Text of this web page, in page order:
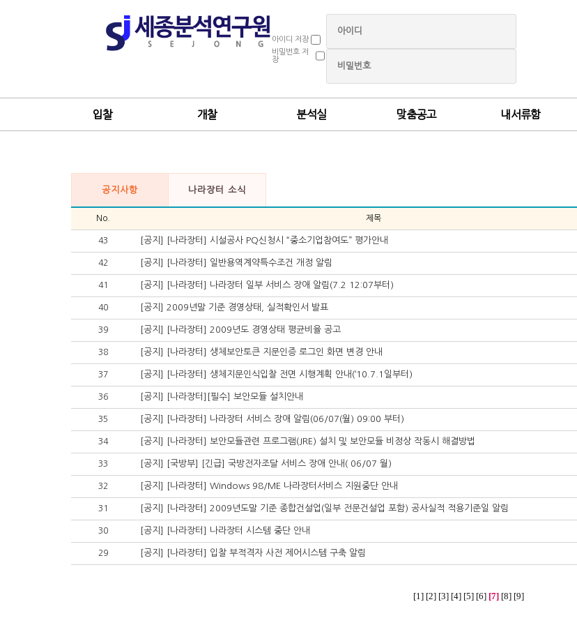
아이디 저장
비밀번호 저
장
입찰 개찰 분석실 맞춤공고 내서류함
공지사항 나라장터 소식
No. 제목
43 [공지] [나라장터] 시설공사 PQ신청시 “중소기업참여도” 평가안내
42 [공지] [나라장터] 일반용역계약특수조건 개정 알림
41 [공지] [나라장터] 나라장터 일부 서비스 장애 알림(7.2 12:07부터)
40 [공지] 2009년말 기준 경영상태, 실적확인서 발표
39 [공지] [나라장터] 2009년도 경영상태 평균비율 공고
38 [공지] [나라장터] 생체보안토큰 지문인증 로그인 화면 변경 안내
37 [공지] [나라장터] 생체지문인식입찰 전면 시행계획 안내(‘10.7.1일부터)
36 [공지] [나라장터][필수] 보안모듈 설치안내
35 [공지] [나라장터] 나라장터 서비스 장애 알림(06/07(월) 09:00 부터)
34 [공지] [나라장터] 보안모듈관련 프로그램(JRE) 설치 및 보안모듈 비정상 작동시 해결방법
33 [공지] [국방부] [긴급] 국방전자조달 서비스 장애 안내( 06/07 월)
32 [공지] [나라장터] Windows 98/ME 나라장터서비스 지원중단 안내
31 [공지] [나라장터] 2009년도말 기준 종합건설업(일부 전문건설업 포함) 공사실적 적용기준일 알림
30 [공지] [나라장터] 나라장터 시스템 중단 안내
29 [공지] [나라장터] 입찰 부적격자 사전 제어시스템 구축 알림
[1] [2] [3] [4] [5] [6] [7] [8] [9]